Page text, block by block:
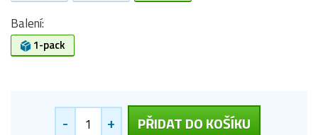
Balení:
1-pack
- + PŘIDAT DO KOŠÍKU